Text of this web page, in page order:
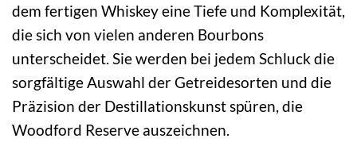
dem fertigen Whiskey eine Tiefe und Komplexität,
die sich von vielen anderen Bourbons
unterscheidet. Sie werden bei jedem Schluck die
sorgfältige Auswahl der Getreidesorten und die
Präzision der Destillationskunst spüren, die
Woodford Reserve auszeichnen.